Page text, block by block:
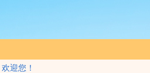
欢迎您！